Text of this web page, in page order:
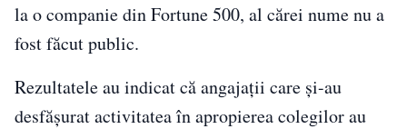
la o companie din Fortune 500, al cărei nume nu a
fost făcut public.
Rezultatele au indicat că angajații care și-au
desfășurat activitatea în apropierea colegilor au